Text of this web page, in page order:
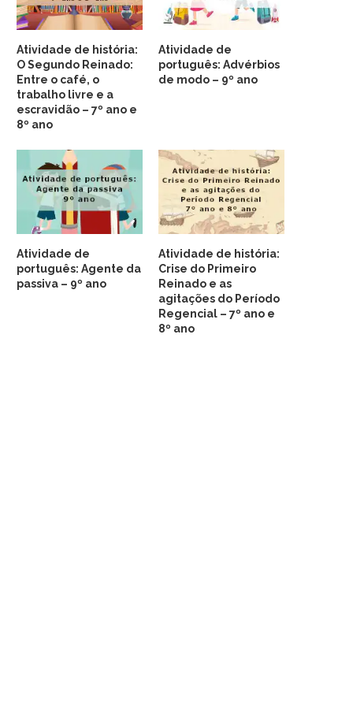
Atividade de história:
O Segundo Reinado:
Entre o café, o
trabalho livre e a
escravidão – 7º ano e
8º ano
Atividade de
português: Advérbios
de modo – 9º ano
Atividade de
português: Agente da
passiva – 9º ano
Atividade de história:
Crise do Primeiro
Reinado e as
agitações do Período
Regencial – 7º ano e
8º ano